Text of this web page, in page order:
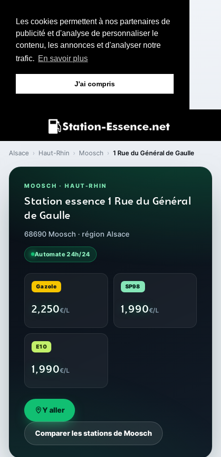
Les cookies permettent à nos partenaires de
publicité et d'analyse de personnaliser le
contenu, les annonces et d'analyser notre
trafic. En savoir plus
J'ai compris
Alsace › Haut-Rhin › Moosch › 1 Rue du Général de Gaulle
MOOSCH · HAUT-RHIN
Station essence 1 Rue du Général
de Gaulle
68690 Moosch · région Alsace
Automate 24h/24
Gazole
2,250€/L
SP98
1,990€/L
E10
1,990€/L
Y aller
Comparer les stations de Moosch